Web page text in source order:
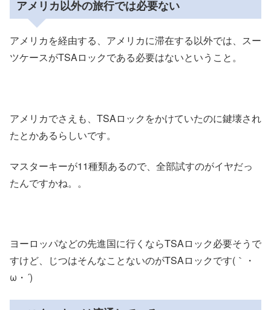
アメリカ以外の旅行では必要ない
アメリカを経由する、アメリカに滞在する以外では、スー
ツケースがTSAロックである必要はないということ。
アメリカでさえも、TSAロックをかけていたのに鍵壊され
たとかあるらしいです。
マスターキーが11種類あるので、全部試すのがイヤだっ
たんですかね。。
ヨーロッパなどの先進国に行くならTSAロック必要そうで
すけど、じつはそんなことないのがTSAロックです(｀・
ω・´)